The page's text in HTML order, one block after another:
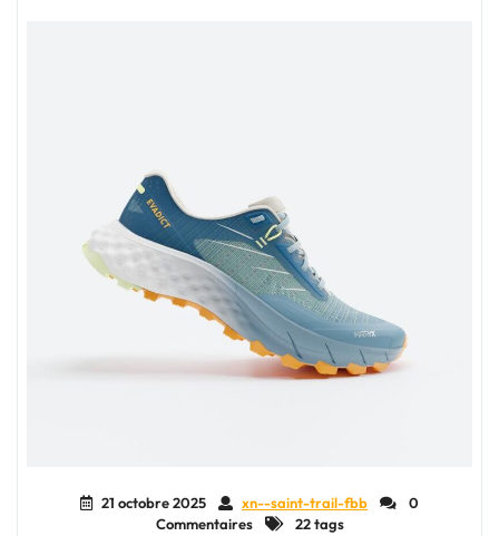
21 octobre 2025 xn--saint-trail-fbb
0
Commentaires
22 tags